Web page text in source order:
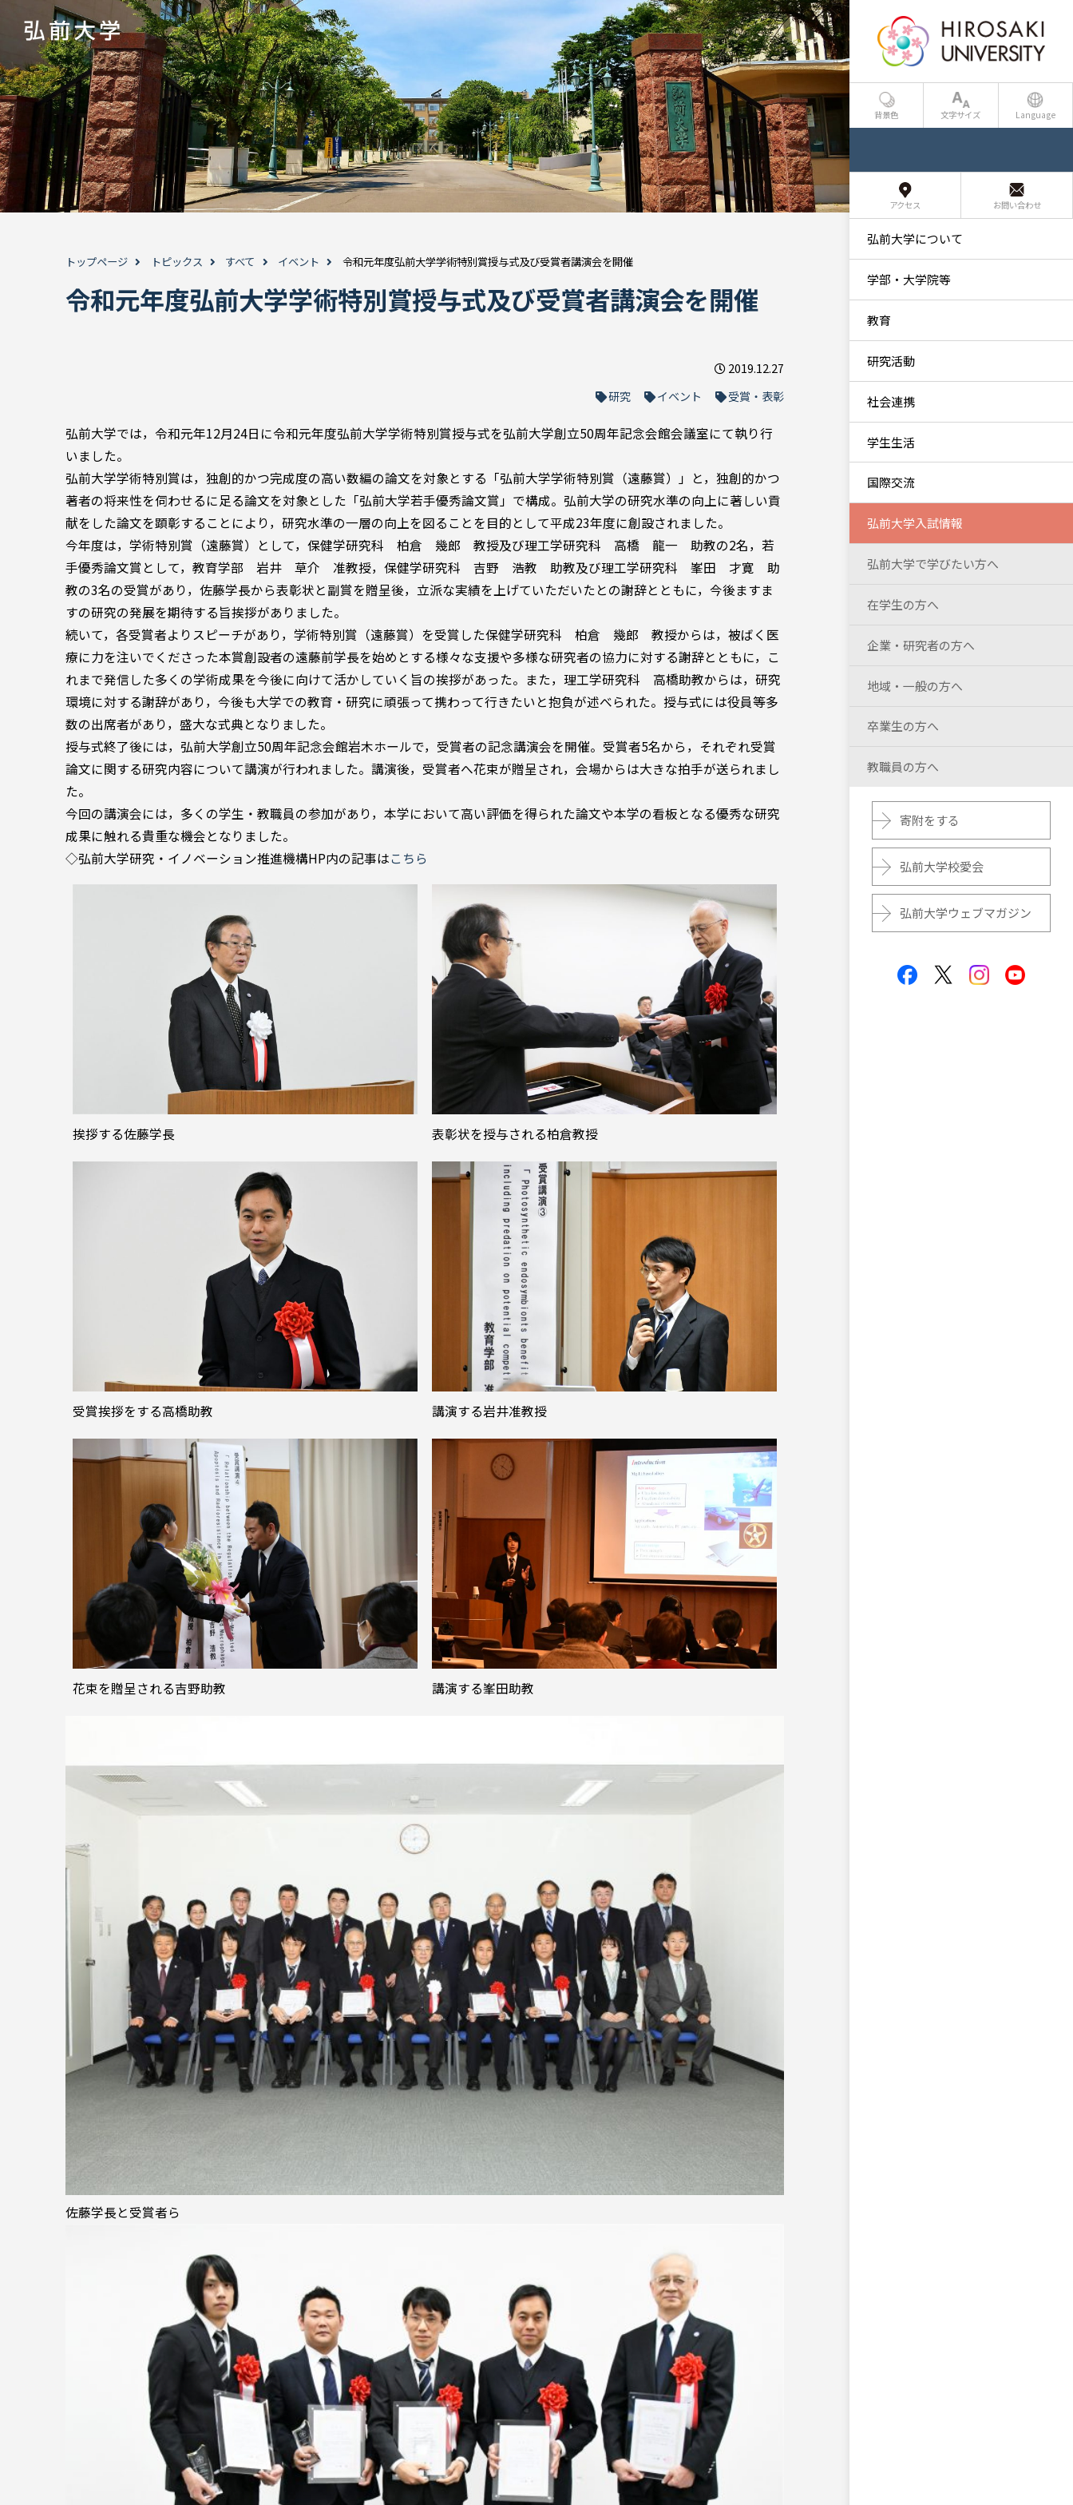
トップページ トピックス すべて イベント 令和元年度弘前大学学術特別賞授与式及び受賞者講演会を開催
令和元年度弘前大学学術特別賞授与式及び受賞者講演会を開催
2019.12.27
研究
イベント 受賞・表彰
弘前大学では，令和元年12月24日に令和元年度弘前大学学術特別賞授与式を弘前大学創立50周年記念会館会議室にて執り行
いました。
弘前大学学術特別賞は，独創的かつ完成度の高い数編の論文を対象とする「弘前大学学術特別賞（遠藤賞）」と，独創的かつ
著者の将来性を伺わせるに足る論文を対象とした「弘前大学若手優秀論文賞」で構成。弘前大学の研究水準の向上に著しい貢
献をした論文を顕彰することにより，研究水準の一層の向上を図ることを目的として平成23年度に創設されました。
今年度は，学術特別賞（遠藤賞）として，保健学研究科 柏倉 幾郎 教授及び理工学研究科 高橋 龍一 助教の2名，若
手優秀論文賞として，教育学部 岩井 草介 准教授，保健学研究科 吉野 浩教 助教及び理工学研究科 峯田 才寛 助
教の3名の受賞があり，佐藤学長から表彰状と副賞を贈呈後，立派な実績を上げていただいたとの謝辞とともに，今後ますま
すの研究の発展を期待する旨挨拶がありました。
続いて，各受賞者よりスピーチがあり，学術特別賞（遠藤賞）を受賞した保健学研究科 柏倉 幾郎 教授からは，被ばく医
療に力を注いでくださった本賞創設者の遠藤前学長を始めとする様々な支援や多様な研究者の協力に対する謝辞とともに，こ
れまで発信した多くの学術成果を今後に向けて活かしていく旨の挨拶があった。また，理工学研究科 高橋助教からは，研究
環境に対する謝辞があり，今後も大学での教育・研究に頑張って携わって行きたいと抱負が述べられた。授与式には役員等多
数の出席者があり，盛大な式典となりました。
授与式終了後には，弘前大学創立50周年記念会館岩木ホールで，受賞者の記念講演会を開催。受賞者5名から，それぞれ受賞
論文に関する研究内容について講演が行われました。講演後，受賞者へ花束が贈呈され，会場からは大きな拍手が送られまし
た。
今回の講演会には，多くの学生・教職員の参加があり，本学において高い評価を得られた論文や本学の看板となる優秀な研究
成果に触れる貴重な機会となりました。
◇弘前大学研究・イノベーション推進機構HP内の記事はこちら
挨拶する佐藤学長 表彰状を授与される柏倉教授
受賞挨拶をする高橋助教 講演する岩井准教授
花束を贈呈される吉野助教 講演する峯田助教
佐藤学長と受賞者ら
背景色 文字サイズ Language
アクセス お問い合わせ
弘前大学について
学部・大学院等
教育
研究活動
社会連携
学生生活
国際交流
弘前大学入試情報
弘前大学で学びたい方へ
在学生の方へ
企業・研究者の方へ
地域・一般の方へ
卒業生の方へ
教職員の方へ
寄附をする
弘前大学校愛会
弘前大学ウェブマガジン